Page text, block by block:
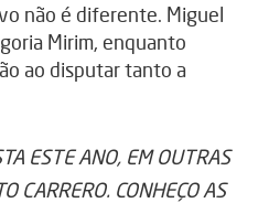
não é diferente. Miguel
Mirim, enquanto
ao disputar tanto a
ESTE ANO, EM OUTRAS
CARRERO. CONHEÇO AS